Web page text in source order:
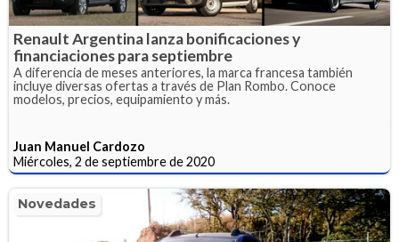
Renault Argentina lanza bonificaciones y
financiaciones para septiembre
A diferencia de meses anteriores, la marca francesa también
incluye diversas ofertas a través de Plan Rombo. Conoce
modelos, precios, equipamiento y más.
Juan Manuel Cardozo
Miércoles, 2 de septiembre de 2020
Novedades